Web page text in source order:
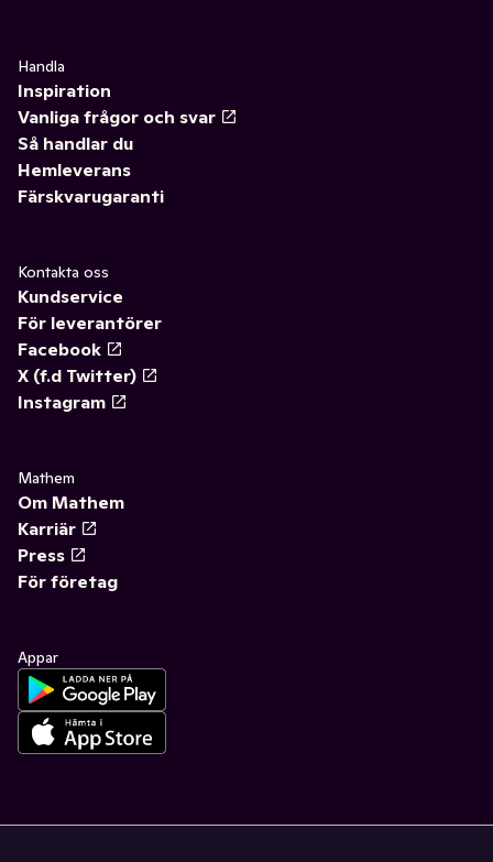
Handla
Inspiration
Vanliga frågor och svar
Så handlar du
Hemleverans
Färskvarugaranti
Kontakta oss
Kundservice
För leverantörer
Facebook
X (f.d Twitter)
Instagram
Mathem
Om Mathem
Karriär
Press
För företag
Appar